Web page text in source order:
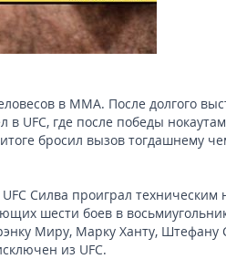
в ММА. После долгого
UFC, где после победы
бросил вызов тогдашнему
Силва проиграл техническим
шести боев в
Миру, Марку Ханту, Штефану
из UFC.